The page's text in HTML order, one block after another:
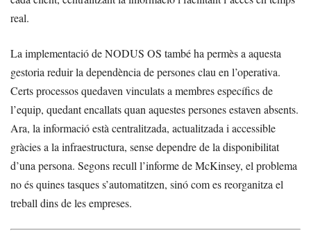
real.
La implementació de NODUS OS també ha permès a aquesta
gestoria reduir la dependència de persones clau en l’operativa.
Certs processos quedaven vinculats a membres específics de
l’equip, quedant encallats quan aquestes persones estaven absents.
Ara, la informació està centralitzada, actualitzada i accessible
gràcies a la infraestructura, sense dependre de la disponibilitat
d’una persona. Segons recull l’informe de McKinsey, el problema
no és quines tasques s’automatitzen, sinó com es reorganitza el
treball dins de les empreses.